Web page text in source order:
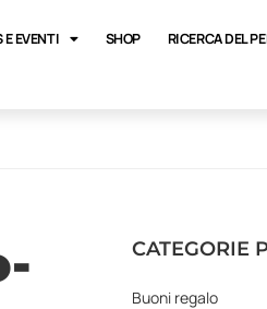
E EVENTI SHOP RICERCA DEL
CATEGORIE
Buoni regalo